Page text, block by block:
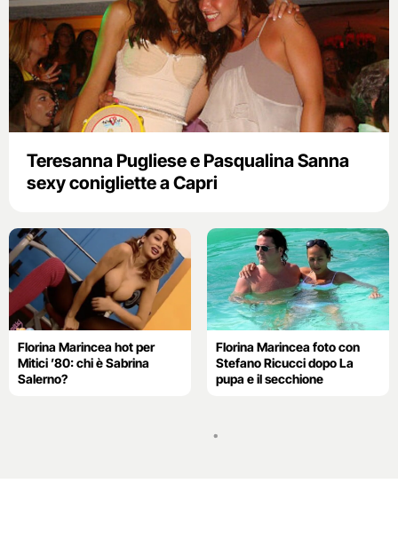
Teresanna Pugliese e Pasqualina Sanna
sexy conigliette a Capri
Florina Marincea hot per
Mitici ’80: chi è Sabrina
Salerno?
Florina Marincea foto con
Stefano Ricucci dopo La
pupa e il secchione